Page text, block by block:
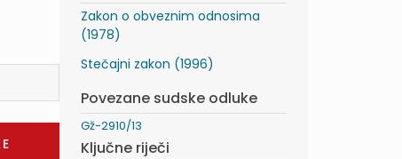
Zakon o obveznim odnosima
(1978)
Stečajni zakon (1996)
Povezane sudske odluke
Gž-2910/13
Ključne riječi